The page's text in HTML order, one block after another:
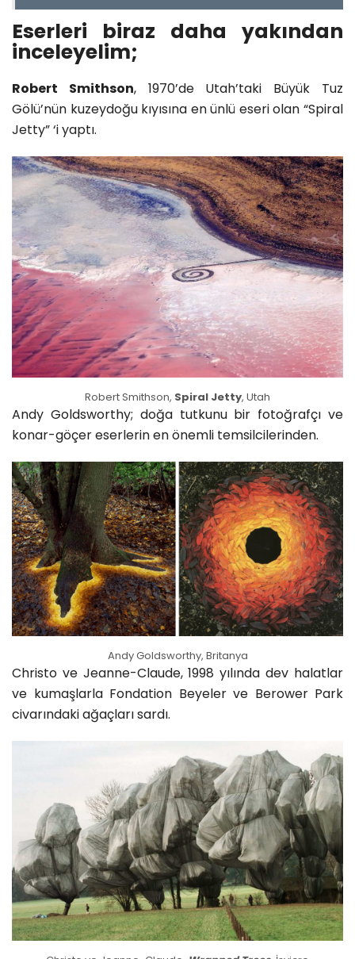
Eserleri biraz daha yakından
inceleyelim;
Robert Smithson, 1970’de Utah’taki Büyük Tuz
Gölü’nün kuzeydoğu kıyısına en ünlü eseri olan “Spiral
Jetty” ‘i yaptı.
Robert Smithson, Spiral Jetty, Utah
Andy Goldsworthy; doğa tutkunu bir fotoğrafçı ve
konar-göçer eserlerin en önemli temsilcilerinden.
Andy Goldsworthy, Britanya
Christo ve Jeanne-Claude, 1998 yılında dev halatlar
ve kumaşlarla Fondation Beyeler ve Berower Park
civarındaki ağaçları sardı.